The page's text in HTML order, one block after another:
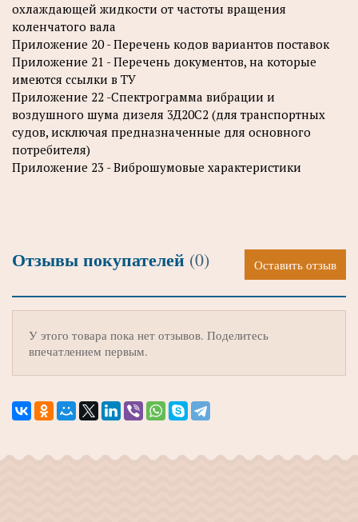
охлаждающей жидкости от частоты вращения
коленчатого вала
Приложение 20 - Перечень кодов вариантов поставок
Приложение 21 - Перечень документов, на которые
имеются ссылки в ТУ
Приложение 22 -Спектрограмма вибрации и
воздушного шума дизеля 3Д20С2 (для транспортных
судов, исключая предназначенные для основного
потребителя)
Приложение 23 - Виброшумовые характеристики
Отзывы покупателей (0) Оставить отзыв
У этого товара пока нет отзывов. Поделитесь
впечатлением первым.